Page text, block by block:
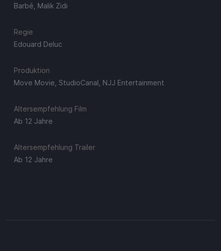
Barbé, Malik Zidi
Regie
Edouard Deluc
Produktion
Move Movie, StudioCanal, NJJ Entertainment
Altersempfehlung Film
Ab 12 Jahre
Altersempfehlung Trailer
Ab 12 Jahre